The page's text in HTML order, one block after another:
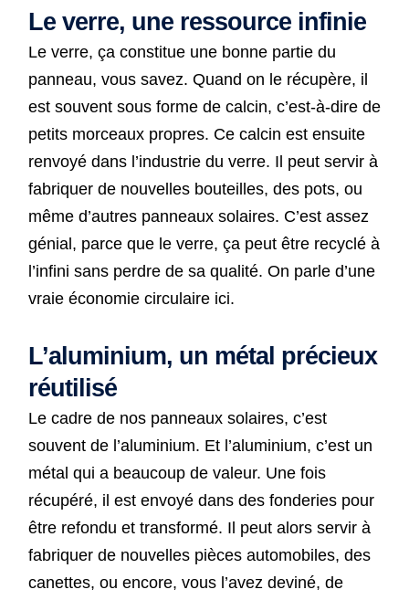
Le verre, une ressource infinie
Le verre, ça constitue une bonne partie du
panneau, vous savez. Quand on le récupère, il
est souvent sous forme de calcin, c’est-à-dire de
petits morceaux propres. Ce calcin est ensuite
renvoyé dans l’industrie du verre. Il peut servir à
fabriquer de nouvelles bouteilles, des pots, ou
même d’autres panneaux solaires. C’est assez
génial, parce que le verre, ça peut être recyclé à
l’infini sans perdre de sa qualité. On parle d’une
vraie économie circulaire ici.
L’aluminium, un métal précieux
réutilisé
Le cadre de nos panneaux solaires, c’est
souvent de l’aluminium. Et l’aluminium, c’est un
métal qui a beaucoup de valeur. Une fois
récupéré, il est envoyé dans des fonderies pour
être refondu et transformé. Il peut alors servir à
fabriquer de nouvelles pièces automobiles, des
canettes, ou encore, vous l’avez deviné, de